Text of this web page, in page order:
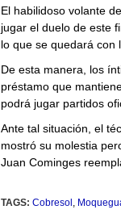
El habilidoso volante
jugar el duelo de este
lo que se quedará con
De esta manera, los
préstamo que
podrá jugar partidos
Ante tal situación, el
mostró su molestia
Juan Cominges
TAGS: Cobresol ,